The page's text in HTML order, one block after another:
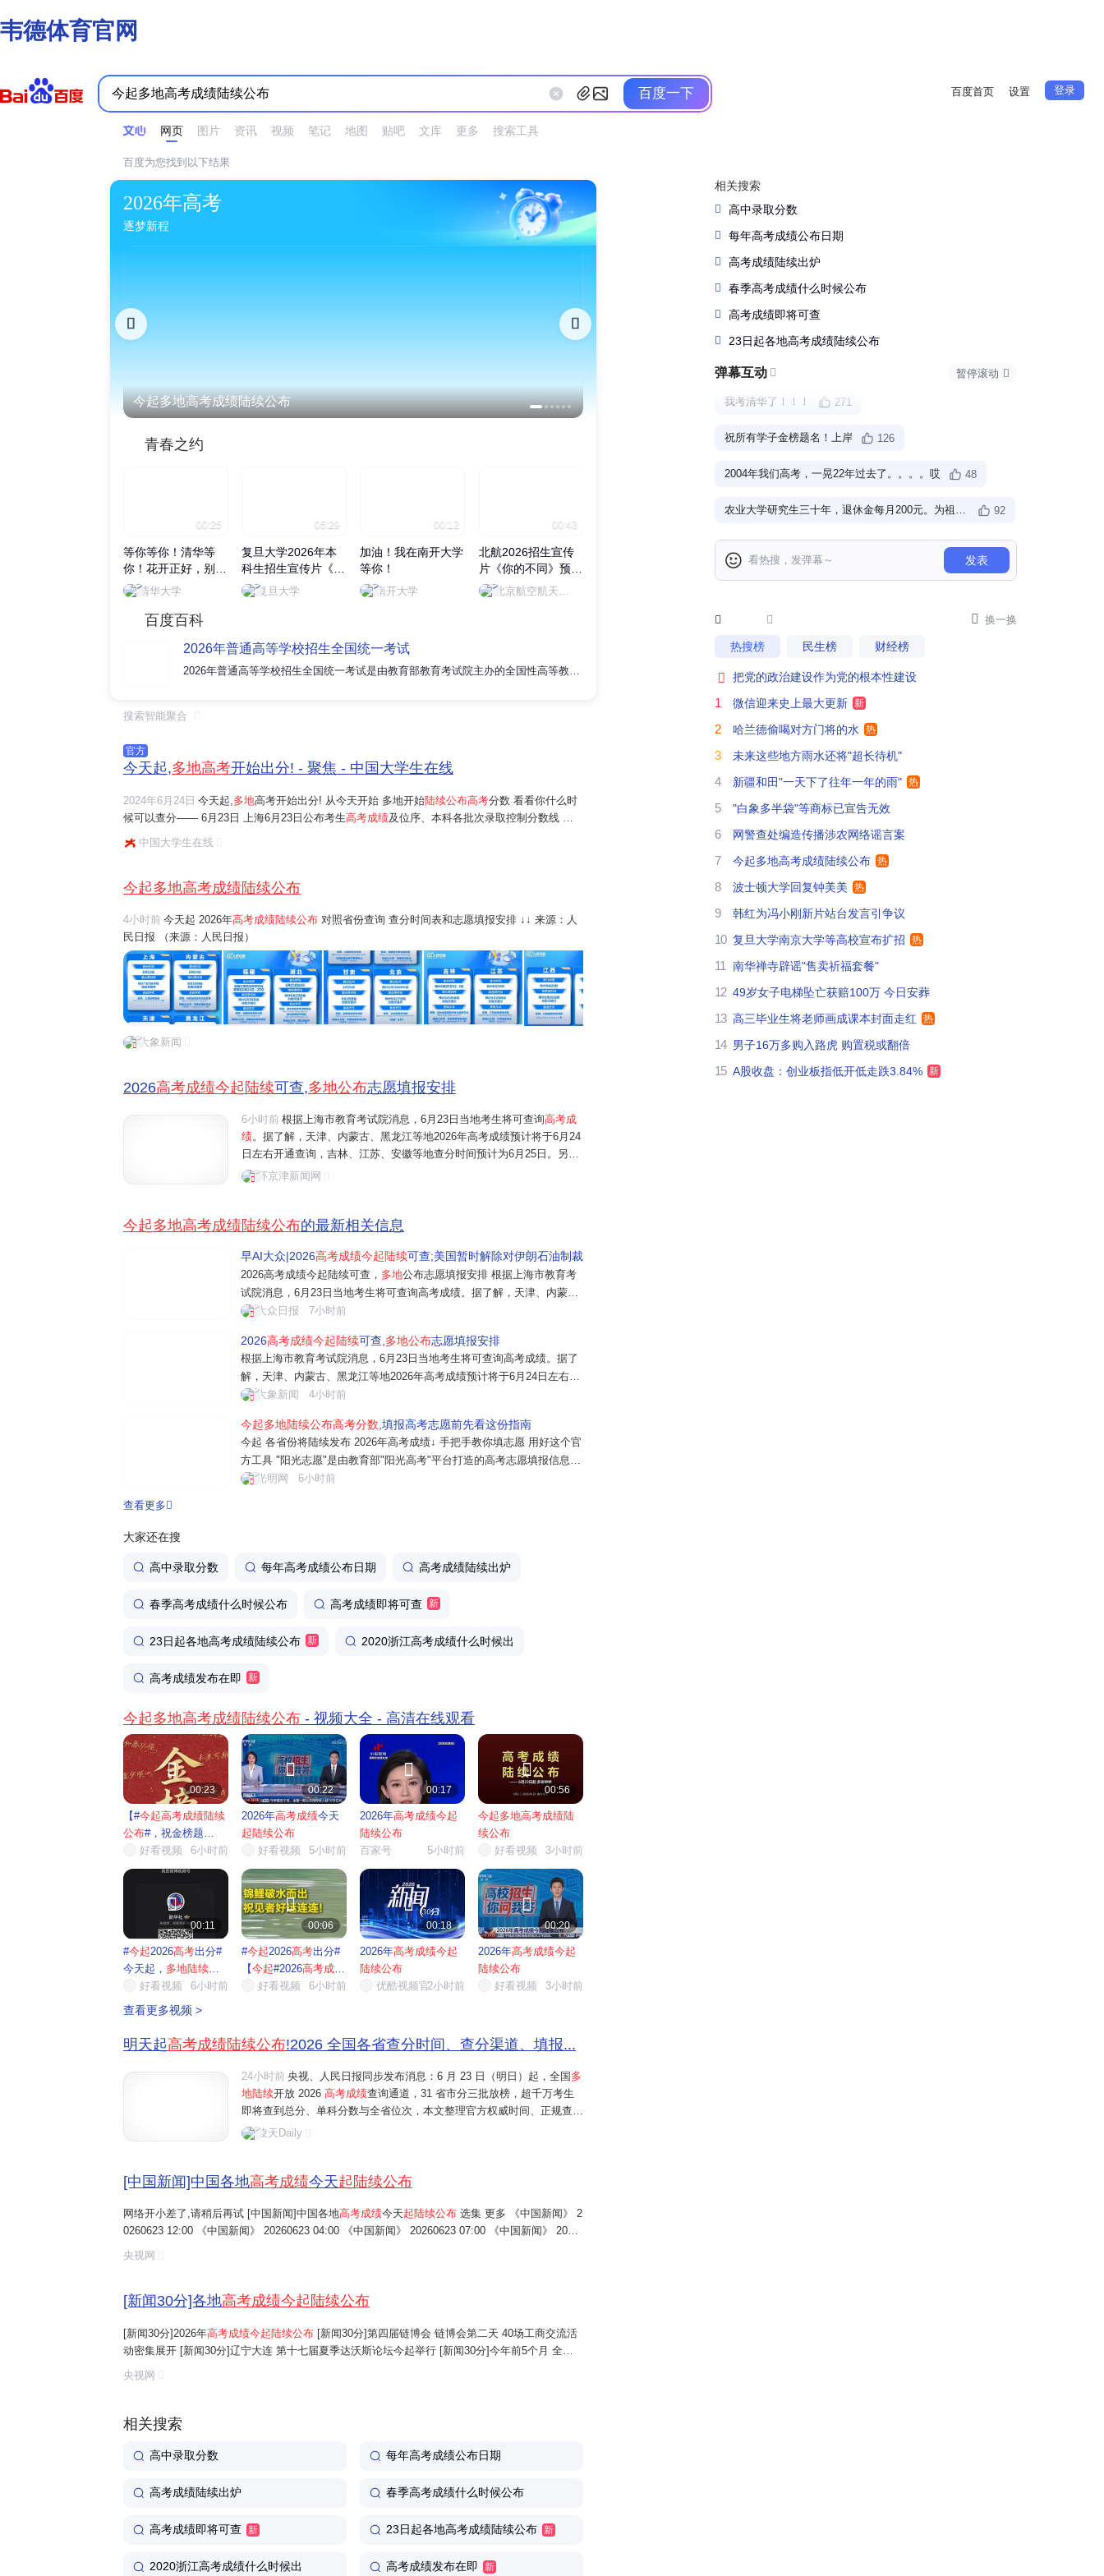
韦德体育官网
百度一下 百度首页 设置 登录
网页 图片 资讯 视频 笔记 地图 贴吧 文库 更多 搜索工具
相关搜索
高中录取分数
每年高考成绩公布日期
高考成绩陆续出炉
春季高考成绩什么时候公布
高考成绩即将可查
23日起各地高考成绩陆续公布
弹幕互动  暂停滚动 
271
我考清华了！！！
126
祝所有学子金榜题名！上岸
48
2004年我们高考，一晃22年过去了。。。。哎
92
6
高考已经不是30年前的改变人生了，现在只是人生的一个过程，没有其他，就是贡献学费罢了、
34
07年高考，574，一晃快20年了，哈哈
7
本人是1984年考上本科的，而今已退休
祝所以学子考出理想成绩，金榜题名
1
我也考的是清华，就是没考上
我怎么感觉比我儿子还紧张呢
1
我烤地瓜
271
我考清华了！！！
2004年我们高考，一晃22年过去了。。。。哎
发表
   换一换
热搜榜 民生榜 财经榜
 把党的政治建设作为党的根本性建设
1 微信迎来史上最大更新 新
2 哈兰德偷喝对方门将的水 热
3 未来这些地方雨水还将"超长待机"
4 新疆和田"一天下了往年一年的雨" 热
5 "白象多半袋"等商标已宣告无效
6 网警查处编造传播涉农网络谣言案
7 今起多地高考成绩陆续公布 热
8 波士顿大学回复钟美美 热
9 韩红为冯小刚新片站台发言引争议
10 复旦大学南京大学等高校宣布扩招 热
11 南华禅寺辟谣"售卖祈福套餐"
12 49岁女子电梯坠亡获赔100万 今日安葬
13 高三毕业生将老师画成课本封面走红 热
14 男子16万多购入路虎 购置税或翻倍
15 A股收盘：创业板指低开低走跌3.84% 新
时间不限 所有网页和文件 站点内检索
百度为您找到以下结果
2026年高考
逐梦新程
今起多地高考成绩陆续公布
 
青春之约
00:25
等你等你！清华等
你！花开正好，别辜
负眼前季节，来清华
赴一场青春之约~
清华大学
05:29
复旦大学2026年本
科生招生宣传片《无
用之用》正式发布
复旦大学
00:12
加油！我在南开大学
等你！
南开大学
00:43
北航2026招生宣传
片《你的不同》预告
片来袭
愿大家提笔圆梦，金
榜题名，我们在武汉
大学等你
等你！
等你！等你！我在人
大等你！别辜负眼前
季节来人大赴一场青
百度百科
2026年普通高等学校招生全国统一考试
2026年普通高等学校招生全国统一考试是由教育部教育考试院主办的全国性高等教育入学考试，采用"3+3"模式或"3+1+2"模式，设置语文、数学、外语三门全国统考科目及物理、历史、思想政治、地理、化学、生物学六门选考科目。高考全国统考时间为2026年6月7日至8日。2026年是高考综合改革的收官之年，29个省份实行新高考，西藏和新疆最后一年采用"3+1"模式（文科综合/理科综合）。针对"《红楼梦》退出高考语文"等不实消息，北京教育考试院声明2025-2026年语文考试范围维持稳定。教育部2025年推进考试内容改革与职教高考优化，江苏省上线高考信息服务系统三期工程，涵盖智能报名、AI考务监管等模块。上海、湖南、天津等12个省份于2025年10月28日启动高考报名，福建省试点人脸识别核验技术。浙江省教育考试院于2025年11月13日确认外语听力第一节录音将播放两遍。2026年1月22日，教育部发
搜索智能聚合
官方
今天起,多地高考开始出分! - 聚焦 - 中国大学生在线
2024年6月24日 今天起, 多地高考开始出分! 从今天开始 多地开始陆续公布高考分数 看看你什么时
候可以查分—— 6月23日 上海6月23日公布考生高考成绩及位序、本科各批次录取控制分数线 四
川预计6月23日22:00起可以查询成绩 云南预计6月23日拟定2024年高考录取最低控制分数线...
中国大学生在线
今起多地高考成绩陆续公布
4小时前 今天起 2026年高考成绩陆续公布 对照省份查询 查分时间表和志愿填报安排 ↓↓ 来源：人
民日报 （来源：人民日报）
大象新闻
2026高考成绩今起陆续可查,多地公布志愿填报安排
6小时前 根据上海市教育考试院消息，6月23日当地考生将可查询高考成
绩。据了解，天津、内蒙古、黑龙江等地2026年高考成绩预计将于6月24
日左右开通查询，吉林、江苏、安徽等地查分时间预计为6月25日。另
外，多地已陆续公布
环京津新闻网
今起多地高考成绩陆续公布的最新相关信息
早AI大众|2026高考成绩今起陆续可查;美国暂时解除对伊朗石油制裁
2026高考成绩今起陆续可查， 多地公布志愿填报安排 根据上海市教育考
试院消息，6月23日当地考生将可查询高考成绩。据了解，天津、内蒙
古、黑龙江等地2026年高考成绩预计将于6月24日左右开通查询，吉林、
报工作时间和相关安排。详情>> （大
大众日报 7小时前
2026高考成绩今起陆续可查, 多地公布志愿填报安排
根据上海市教育考试院消息，6月23日当地考生将可查询高考成绩。据了
解，天津、内蒙古、黑龙江等地2026年高考成绩预计将于6月24日左右开
通查询，吉林、江苏、安徽等地查分时间预计为6月25日。另外，多地已
分时间多集中在24、25日 根据上海市教育考试院...
大象新闻 4小时前
今起多地陆续公布高考分数 ,填报高考志愿前先看这份指南
今起 各省份将陆续发布 2026年高考成绩↓ 手把手教你填志愿 用好这个官
方工具 "阳光志愿"是由教育部"阳光高考"平台打造的高考志愿填报信息服
务系统，依托招生、学籍、就业、毕业生跟踪调查等海量官方权威数据，
光明网 6小时前
查看更多
大家还在搜
高中录取分数 每年高考成绩公布日期 高考成绩陆续出炉
春季高考成绩什么时候公布 高考成绩即将可查 新
23日起各地高考成绩陆续公布 新 2020浙江高考成绩什么时候出
高考成绩发布在即 新
今起多地高考成绩陆续公布 - 视频大全 - 高清在线观看

00:23
【#今起高考成绩陆续
公布#，祝金榜题
名！】今...
好看视频 6小时前

00:22
2026年高考成绩今天
起陆续公布
好看视频
5小时前

00:17
2026年高考成绩今起
陆续公布
百家号
5小时前

00:56
今起多地高考成绩陆
续公布
好看视频
3小时前

00:11
#今起2026高考出分#
今天起， 多地陆续公
高...
好看视频 6小时前

00:06
#今起2026高考出分#
【今起#2026高考成绩
陆续...
好看视频 6小时前

00:18
2026年高考成绩今起
陆续公布
优酷视频官…2小时前

00:20
2026年高考成绩今起
陆续公布
好看视频
3小时前
查看更多视频 >
明天起高考成绩陆续公布!2026 全国各省查分时间、查分渠道、填报...
24小时前 央视、人民日报同步发布消息：6 月 23 日（明日）起，全国 多
地陆续开放 2026 高考成绩查询通道，31 省市分三批放榜，超千万考生
即将查到总分、单科分数与全省位次，本文整理官方权威时间、正规查分
入口、出分后关键操作，客观实用，考生家长可直接收藏。一、分批次放
凌天Daily
[中国新闻]中国各地高考成绩今天起陆续公布
网络开小差了,请稍后再试 [中国新闻]中国各地高考成绩今天起陆续公布 选集 更多 《中国新闻》 2
0260623 12:00 《中国新闻》 20260623 04:00 《中国新闻》 20260623 07:00 《中国新闻》 2026
0622 21:00 《中国新闻》 20260622 19:00 《中国新闻》 20260622 18:00 ...
央视网
[新闻30分]各地高考成绩今起陆续公布
[新闻30分]2026年高考成绩今起陆续公布 [新闻30分]第四届链博会 链博会第二天 40场工商交流活
动密集展开 [新闻30分]辽宁大连 第十七届夏季达沃斯论坛今起举行 [新闻30分]今年前5个月 全国
吸收外资3272.9亿元人民币 [新闻30分]添加管制麻醉药品"上头电子烟"是毒不是烟 ...
央视网
相关搜索
高中录取分数 每年高考成绩公布日期
高考成绩陆续出炉 春季高考成绩什么时候公布
高考成绩即将可查 新 23日起各地高考成绩陆续公布 新
2020浙江高考成绩什么时候出 高考成绩发布在即 新